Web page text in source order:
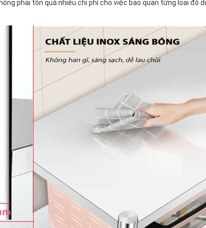
phải tốn quá nhiều chi phí cho việc bảo quản từng loại đồ